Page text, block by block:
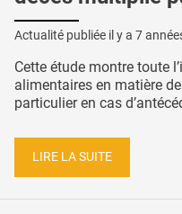
Actualité publiée il y a 7
Cette étude montre toute
alimentaires en matière
particulier en cas
LIRE LA SUITE